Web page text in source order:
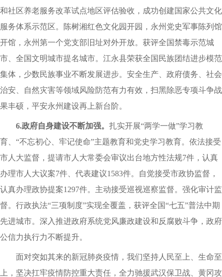
和社区养老服务改革试点地区评估验收，成功创建国家公共文化
服务体系示范区。陈树湘红色文化园开园，永州党史军事陈列馆
开馆，永州第一个党支部旧址对外开放。获评全国禁毒示范城
市、全国文明城市提名城市。江永县荣获全国民族团结进步模范
集体，少数民族事业不断发展进步。安全生产、政府债务、社会
治安、自然灾害等领域风险防范有力有效，扫黑除恶专项斗争战
果丰硕，平安永州建设再上新台阶。
6.政府自身建设不断加强。 扎实开展“两学一做”学习教
育、“不忘初心、牢记使命”主题教育和党史学习教育。依法接受
市人大监督，提请市人大常委会审议出台地方性法规7件，认真
办理市人大议案7件、代表建议1583件。自觉接受市政协监督，
认真办理政协提案1297件。主动接受巡视巡察监督。强化审计监
督。行政执法“三项制度”实现全覆盖，获评全国“七五”普法中期
先进城市。深入推进政府系统党风廉政建设和反腐败斗争，政府
公信力执行力不断提升。
面对突如其来的新冠肺炎疫情，我们坚持人民至上、生命至
上，坚决扛牢疫情防控重大责任，全力驰援武汉保卫战、黄冈攻